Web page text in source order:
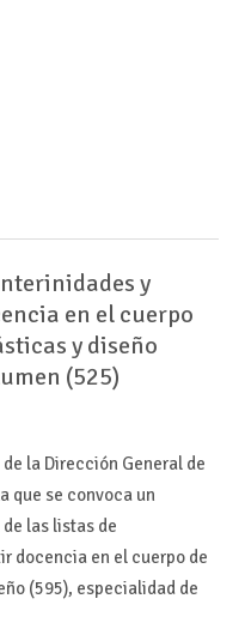
y
en el cuerpo
y diseño
(525)
la Dirección General de
que se convoca un
las listas de
docencia en el cuerpo de
(595), especialidad de